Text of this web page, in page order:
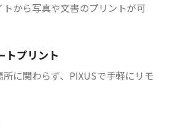
から写真や文書のプリントが可
トプリント
に関わらず、PIXUSで手軽にリモ